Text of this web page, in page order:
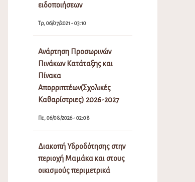
ειδοποιήσεων
Τρ, 06/07/2021 - 03:10
Ανάρτηση Προσωρινών
Πινάκων Κατάταξης και
Πίνακα
Απορριπτέων(Σχολικές
Καθαρίστριες) 2026-2027
Πε, 06/08/2026 - 02:08
Διακοπή Υδροδότησης στην
περιοχή Μαμάκα και στους
οικισμούς περιμετρικά